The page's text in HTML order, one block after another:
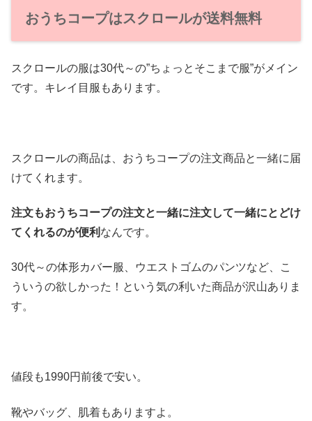
おうちコープはスクロールが送料無料
スクロールの服は30代～の”ちょっとそこまで服”がメイン
です。キレイ目服もあります。
スクロールの商品は、おうちコープの注文商品と一緒に届
けてくれます。
注文もおうちコープの注文と一緒に注文して一緒にとどけ
てくれるのが便利 なんです。
30代～の体形カバー服、ウエストゴムのパンツなど、こ
ういうの欲しかった！という気の利いた商品が沢山ありま
す。
値段も1990円前後で安い。
靴やバッグ、肌着もありますよ。